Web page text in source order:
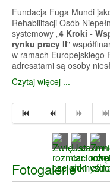
Fundacja Fuga Mundi
Rehabilitacji Osób
systemowy „4 Kroki -
rynku pracy II"
w ramach Europejskiego
adresatami są osoby
Czytaj więcej ...
Fotogalerie